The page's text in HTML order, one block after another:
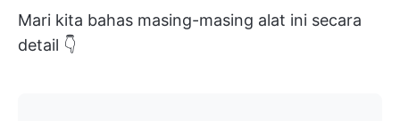
Mari kita bahas masing-masing alat ini secara
detail 👇